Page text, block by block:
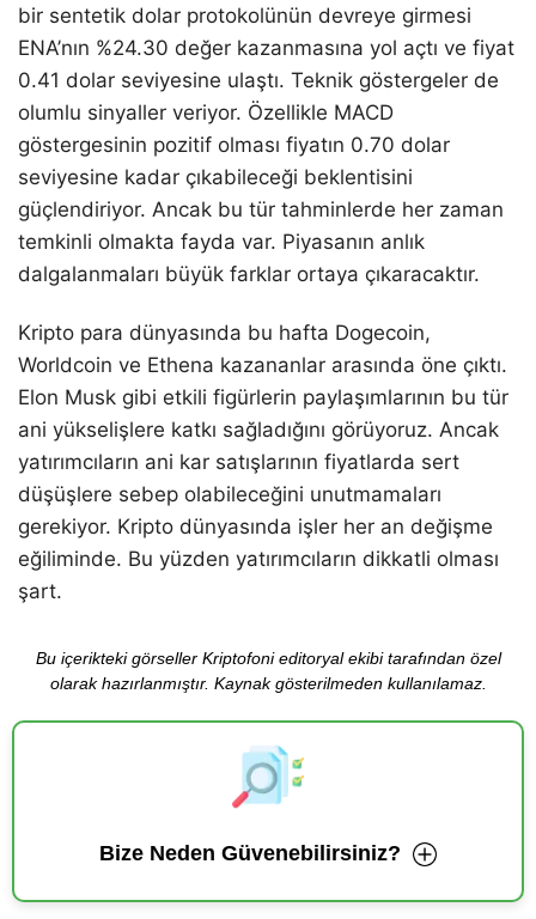
bir sentetik dolar protokolünün devreye girmesi
ENA’nın %24.30 değer kazanmasına yol açtı ve fiyat
0.41 dolar seviyesine ulaştı. Teknik göstergeler de
olumlu sinyaller veriyor. Özellikle MACD
göstergesinin pozitif olması fiyatın 0.70 dolar
seviyesine kadar çıkabileceği beklentisini
güçlendiriyor. Ancak bu tür tahminlerde her zaman
temkinli olmakta fayda var. Piyasanın anlık
dalgalanmaları büyük farklar ortaya çıkaracaktır.
Kripto para dünyasında bu hafta Dogecoin,
Worldcoin ve Ethena kazananlar arasında öne çıktı.
Elon Musk gibi etkili figürlerin paylaşımlarının bu tür
ani yükselişlere katkı sağladığını görüyoruz. Ancak
yatırımcıların ani kar satışlarının fiyatlarda sert
düşüşlere sebep olabileceğini unutmamaları
gerekiyor. Kripto dünyasında işler her an değişme
eğiliminde. Bu yüzden yatırımcıların dikkatli olması
şart.
Bu içerikteki görseller Kriptofoni editoryal ekibi tarafından özel
olarak hazırlanmıştır. Kaynak gösterilmeden kullanılamaz.
Bize Neden Güvenebilirsiniz?